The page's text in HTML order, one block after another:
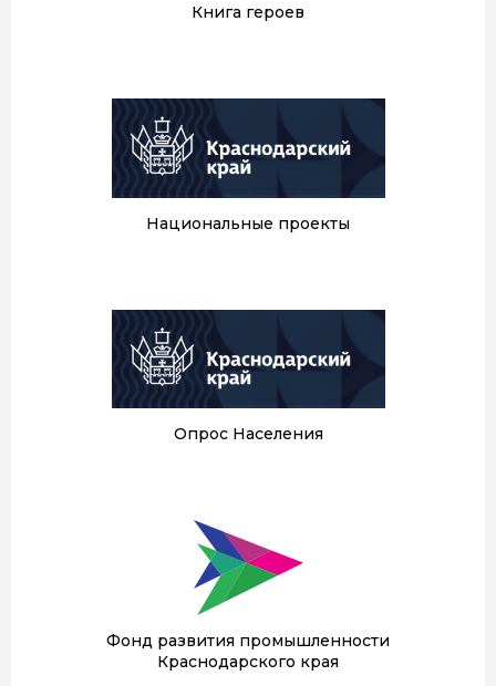
Книга героев
Национальные проекты
Опрос Населения
Фонд развития промышленности
Краснодарского края